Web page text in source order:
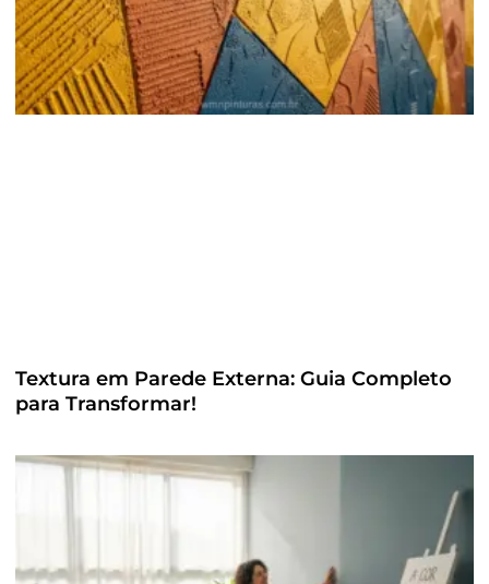
Textura em Parede Externa: Guia Completo
para Transformar!